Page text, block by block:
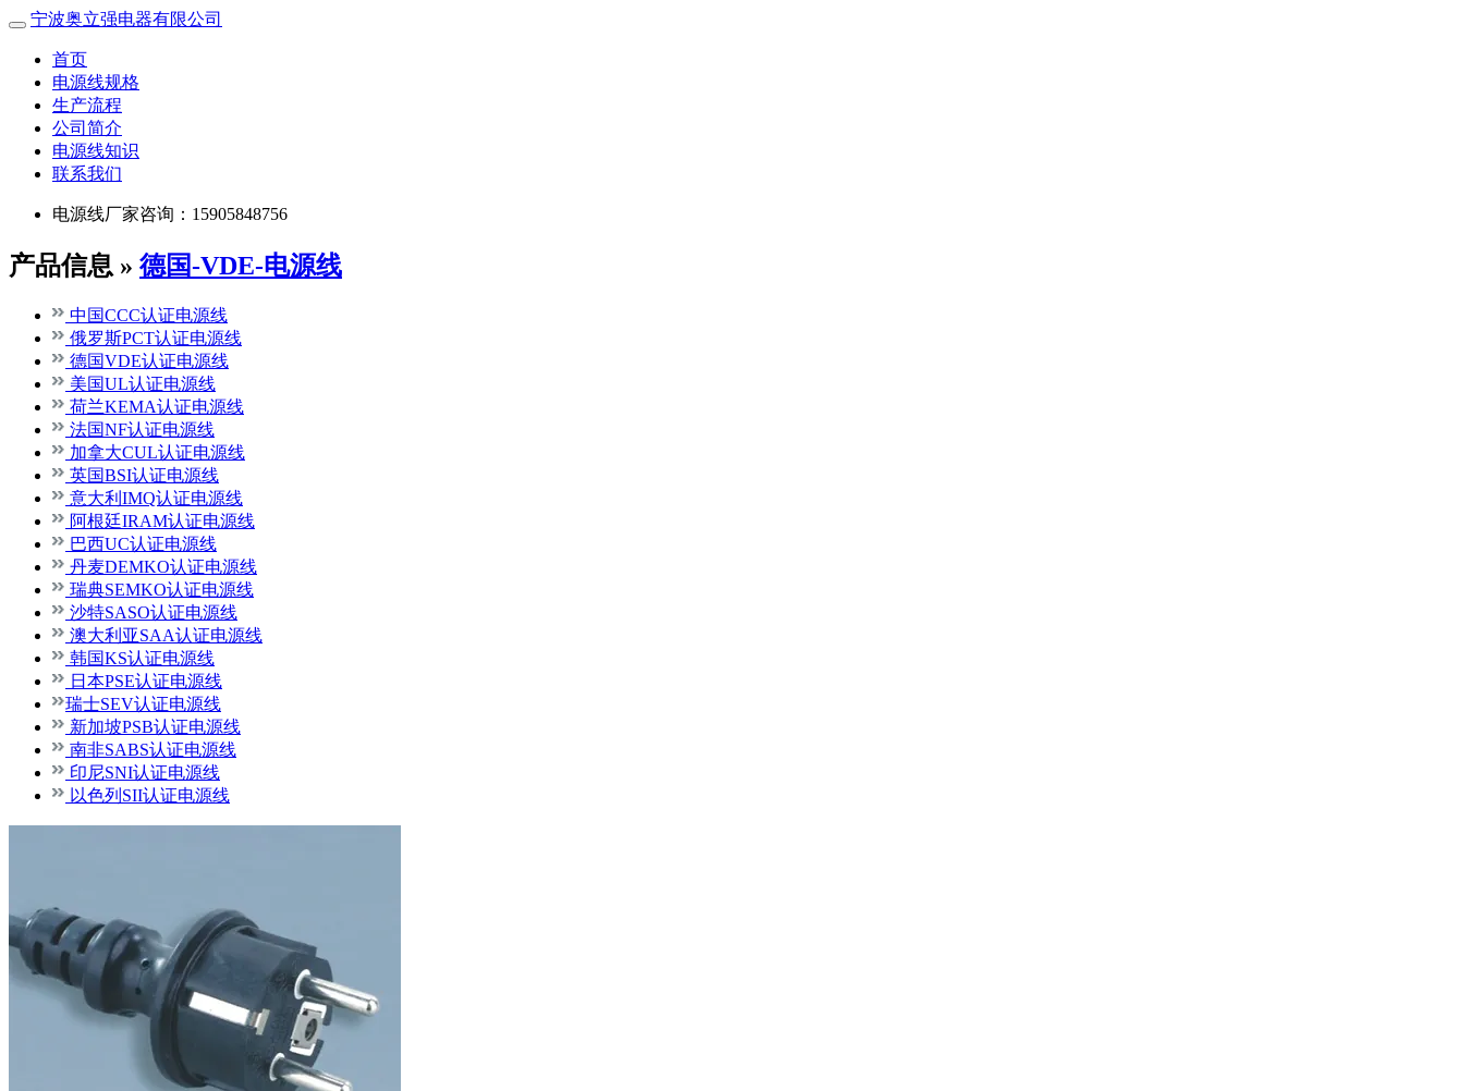
宁波奥立强电器有限公司
首页
电源线规格
生产流程
公司简介
电源线知识
联系我们
电源线厂家咨询：15905848756
产品信息 » 德国-VDE-电源线
中国CCC认证电源线
俄罗斯PCT认证电源线
德国VDE认证电源线
美国UL认证电源线
荷兰KEMA认证电源线
法国NF认证电源线
加拿大CUL认证电源线
英国BSI认证电源线
意大利IMQ认证电源线
阿根廷IRAM认证电源线
巴西UC认证电源线
丹麦DEMKO认证电源线
瑞典SEMKO认证电源线
沙特SASO认证电源线
澳大利亚SAA认证电源线
韩国KS认证电源线
日本PSE认证电源线
瑞士SEV认证电源线
新加坡PSB认证电源线
南非SABS认证电源线
印尼SNI认证电源线
以色列SII认证电源线